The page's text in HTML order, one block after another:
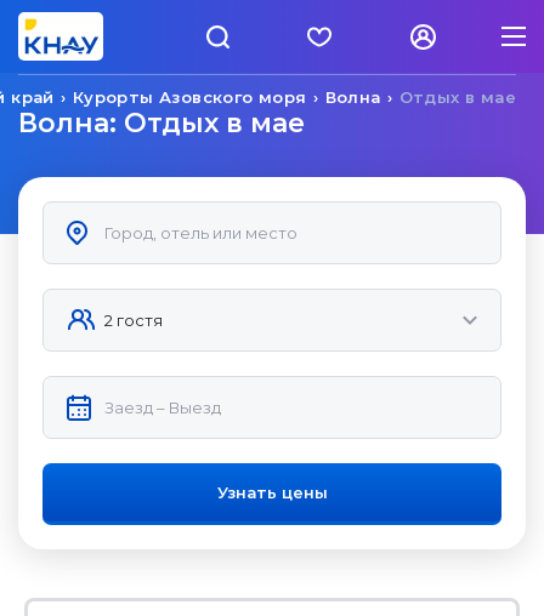
Отдых в мае
Волна
Курорты Азовского моря
край
Волна: Отдых в мае
Узнать цены